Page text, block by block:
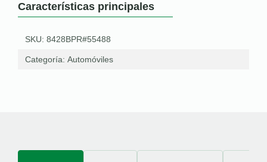
Características principales
SKU: 8428BPR#55488
Categoría: Automóviles